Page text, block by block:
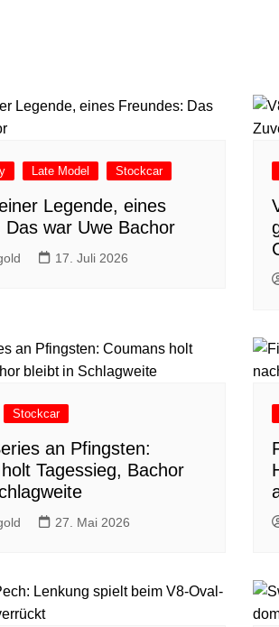
Late Model Stockcar
Legende, eines
Das war Uwe Bachor
17. Juli 2026
Stockcar
an Pfingsten:
Tagessieg, Bachor
27. Mai 2026